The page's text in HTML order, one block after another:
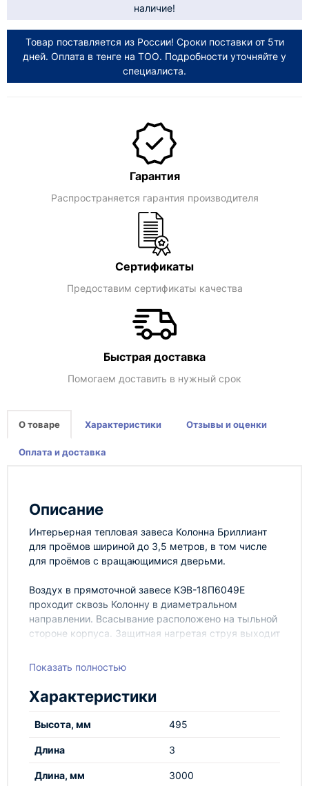
наличие!
Товар поставляется из России! Сроки поставки от 5ти
дней. Оплата в тенге на ТОО. Подробности уточняйте у
специалиста.
Гарантия
Распространяется гарантия производителя
Сертификаты
Предоставим сертификаты качества
Быстрая доставка
Помогаем доставить в нужный срок
О товаре Характеристики Отзывы и оценки
Оплата и доставка
Описание
Интерьерная тепловая завеса Колонна Бриллиант
для проёмов шириной до 3,5 метров, в том числе
для проёмов с вращающимися дверьми.
Воздух в прямоточной завесе КЭВ-18П6049E
проходит сквозь Колонну в диаметральном
направлении. Всасывание расположено на тыльной
стороне корпуса. Защитная нагретая струя выходит
обеспечивают возможностью без труда подключить
и обслуживать Колонну. Завеса оснащена
коммутационной платой PCB-AC.
Показать полностью
Характеристики
Высота, мм 495
Длина 3
Длина, мм 3000